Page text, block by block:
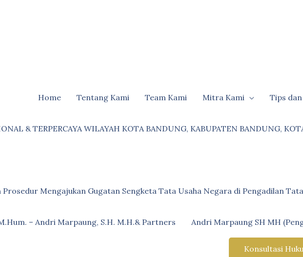
Home Tentang Kami Team Kami Mitra Kami Tips
& TERPERCAYA WILAYAH KOTA BANDUNG, KABUPATEN BANDUNG,
Mengajukan Gugatan Sengketa Tata Usaha Negara di Pengadilan
– Andri Marpaung, S.H. M.H.& Partners Andri Marpaung SH MH
Konsultasi